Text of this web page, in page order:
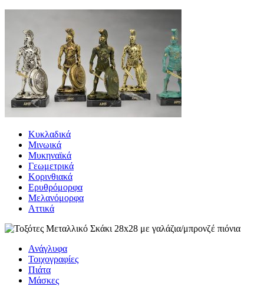
Κυκλαδικά
Μινωικά
Μυκηναϊκά
Γεωμετρικά
Κορινθιακά
Ερυθρόμορφα
Μελανόμορφα
Αττικά
Ανάγλυφα
Τοιχογραφίες
Πιάτα
Μάσκες